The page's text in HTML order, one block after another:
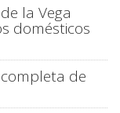
la Vega
domésticos
de